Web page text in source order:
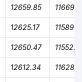
12659.85
12625.17
12650.47
12612.34